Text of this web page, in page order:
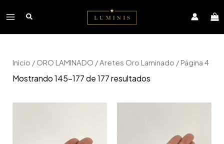
contenido
Main
Inicio / ORO LAMINADO /Aretes Oro Laminado / Página 4
Mostrando 145–177 de 177 resultados